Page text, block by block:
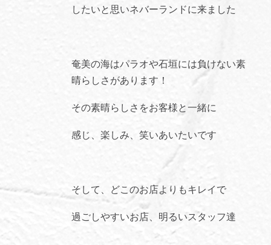
したいと思いネバーランドに来ました
奄美の海はパラオや石垣には負けない素
晴らしさがあります！
その素晴らしさをお客様と一緒に
感じ、楽しみ、笑いあいたいです
そして、どこのお店よりもキレイで
過ごしやすいお店、明るいスタッフ達